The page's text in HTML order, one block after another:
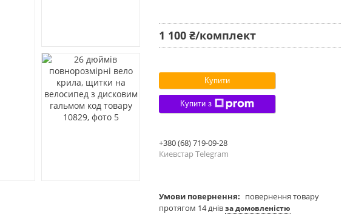
1 100 ₴/комплект
Купити
Купити з
+380 (68) 719-09-28
Киевстар Telegram
повернення товару
протягом 14 днівза домовленістю